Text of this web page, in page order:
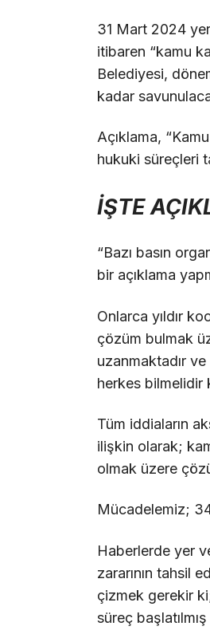
31 Mart 2024
itibaren “kamu
Belediyesi,
kadar
Açıklama,
hukuki süreçleri
İŞTE
“Bazı basın
bir açıklama
Onlarca yıldır
çözüm bulmak
uzanmaktadır
herkes bilmelidir
Tüm iddiaların
ilişkin olarak;
olmak üzere
Mücadelemiz;
Haberlerde yer
zararının tahsil
çizmek gerekir
süreç